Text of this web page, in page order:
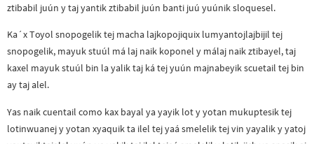
ztibabil juún y taj yantik ztibabil juún banti juú yuúnik sloquesel.
Ka´x Toyol snopogelik tej macha lajkopojiquix lumyantojlajbijil tej
snopogelik, mayuk stuúl má laj naik koponel y málaj naik ztibayel, taj
kaxel mayuk stuúl bin la yalik taj ká tej yuún majnabeyik scuetail tej bin
ay taj alel.
Yas naik cuentail como kax bayal ya yayik lot y yotan mukuptesik tej
lotinwuanej y yotan xyaquik ta ilel tej yaá smelelik tej vin yayalik y yatoj